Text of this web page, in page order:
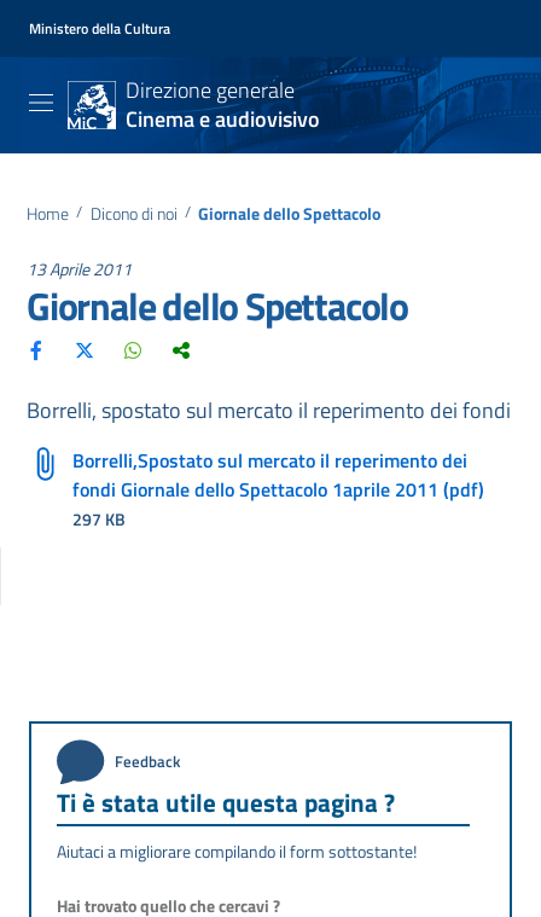
Ministero della Cultura
Direzione generale
Cinema e audiovisivo
Home / Dicono di noi / Giornale dello Spettacolo
13 Aprile 2011
Giornale dello Spettacolo
Borrelli, spostato sul mercato il reperimento dei fondi
Borrelli,Spostato sul mercato il reperimento dei
fondi Giornale dello Spettacolo 1aprile 2011 (pdf)
297 KB
Feedback
Ti è stata utile questa pagina ?
Aiutaci a migliorare compilando il form sottostante!
Hai trovato quello che cercavi ?